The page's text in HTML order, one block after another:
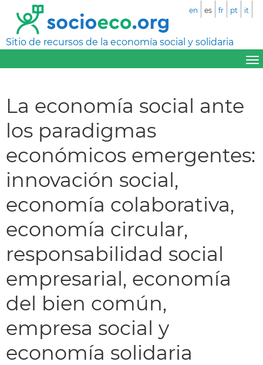
Sitio de recursos de la economía social y solidaria
en es fr pt it
La economía social ante
los paradigmas
económicos emergentes:
innovación social,
economía colaborativa,
economía circular,
responsabilidad social
empresarial, economía
del bien común,
empresa social y
economía solidaria